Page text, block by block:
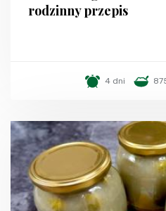
rodzinny przepis
4 dni